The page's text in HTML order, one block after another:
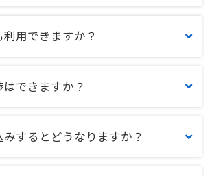
用できますか？
できますか？
みするとどうなりますか？